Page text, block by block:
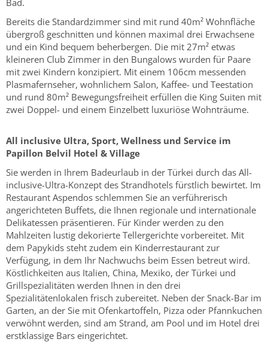
Bad.
Bereits die Standardzimmer sind mit rund 40m² Wohnfläche
übergroß geschnitten und können maximal drei Erwachsene
und ein Kind bequem beherbergen. Die mit 27m² etwas
kleineren Club Zimmer in den Bungalows wurden für Paare
mit zwei Kindern konzipiert. Mit einem 106cm messenden
Plasmafernseher, wohnlichem Salon, Kaffee- und Teestation
und rund 80m² Bewegungsfreiheit erfüllen die King Suiten mit
zwei Doppel- und einem Einzelbett luxuriöse Wohnträume.
All inclusive Ultra, Sport, Wellness und Service im
Papillon Belvil Hotel & Village
Sie werden in Ihrem Badeurlaub in der Türkei durch das All-
inclusive-Ultra-Konzept des Strandhotels fürstlich bewirtet. Im
Restaurant Aspendos schlemmen Sie an verführerisch
angerichteten Buffets, die Ihnen regionale und internationale
Delikatessen präsentieren. Für Kinder werden zu den
Mahlzeiten lustig dekorierte Tellergerichte vorbereitet. Mit
dem Papykids steht zudem ein Kinderrestaurant zur
Verfügung, in dem Ihr Nachwuchs beim Essen betreut wird.
Köstlichkeiten aus Italien, China, Mexiko, der Türkei und
Grillspezialitäten werden Ihnen in den drei
Spezialitätenlokalen frisch zubereitet. Neben der Snack-Bar im
Garten, an der Sie mit Ofenkartoffeln, Pizza oder Pfannkuchen
verwöhnt werden, sind am Strand, am Pool und im Hotel drei
erstklassige Bars eingerichtet.